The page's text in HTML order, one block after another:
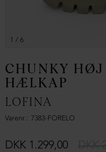
1 / 6
CHUNKY HØJ
HÆLKAP
LOFINA
Varenr. 7383-FORELO
DKK 1.299,00